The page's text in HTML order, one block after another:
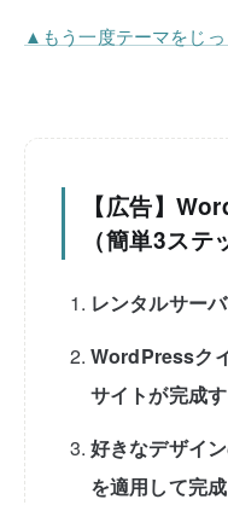
▲もう一度テーマをじ
【広告】
（簡単3ステ
レンタルサー
WordPressク
サイトが完成
好きなデザイ
を適用して完成